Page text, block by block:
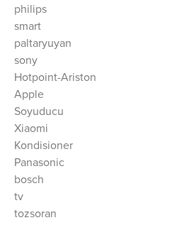
philips
smart
paltaryuyan
sony
Hotpoint-Ariston
Apple
Soyuducu
Xiaomi
Kondisioner
Panasonic
bosch
tv
tozsoran